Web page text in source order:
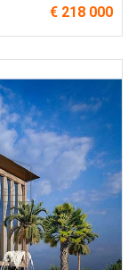
€ 218 000